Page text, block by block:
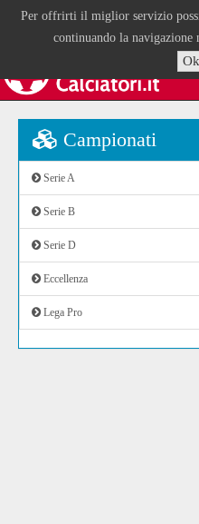
Per offrirti il miglior servizio
continuando la
Campionati
Serie A
Serie B
Serie D
Eccellenza
Lega Pro